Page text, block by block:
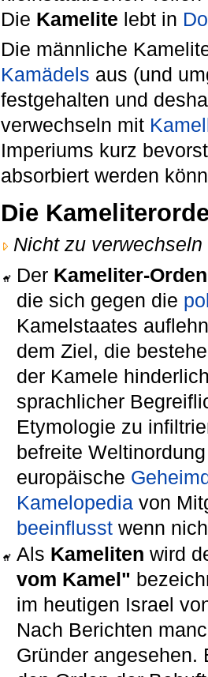
Die Kamelite lebt in
Die männliche
Kamädels aus (und
festgehalten und
verwechseln mit
Imperiums kurz
absorbiert werden
Die
Nicht zu verwechseln
Der Kameliter-Orden
die sich gegen die
Kamelstaates
dem Ziel, die
der Kamele
sprachlicher
Etymologie zu
befreite
europäische
Kamelopedia von
beeinflusst wenn
Als Kameliten wird
vom Kamel"
im heutigen Israel
Nach Berichten
Gründer angesehen.